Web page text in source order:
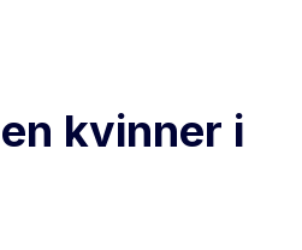
kvinner i